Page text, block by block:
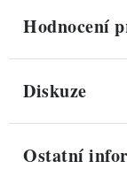
Hodnocení
Diskuze
Ostatní